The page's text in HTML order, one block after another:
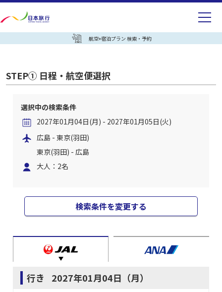
航空+宿泊プラン 検索・予約
STEP① 日程・航空便選択
選択中の検索条件
2027年01月04日(月) - 2027年01月05日(火)
広島 - 東京(羽田)
東京(羽田) - 広島
大人：2名
検索条件を変更する
行き 2027年01月04日（月）